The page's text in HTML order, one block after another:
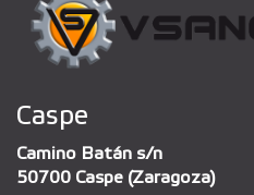
Caspe
Camino Batán s/n
50700 Caspe (Zaragoza)